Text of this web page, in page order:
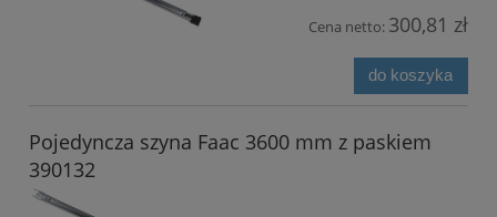
Cena netto: 300,81 zł
do koszyka
Pojedyncza szyna Faac 3600 mm z paskiem
390132